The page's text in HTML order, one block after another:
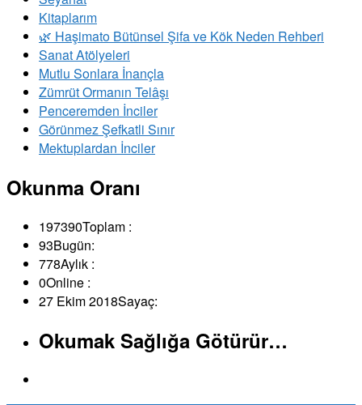
Kitaplarım
🌿 Haşimato Bütünsel Şifa ve Kök Neden Rehberi
Sanat Atölyeleri
Mutlu Sonlara İnançla
Zümrüt Ormanın Telâşı
Penceremden İnciler
Görünmez Şefkatli Sınır
Mektuplardan İnciler
Okunma Oranı
197390Toplam :
93Bugün:
778Aylık :
0Online :
27 Ekim 2018Sayaç:
Okumak Sağlığa Götürür…